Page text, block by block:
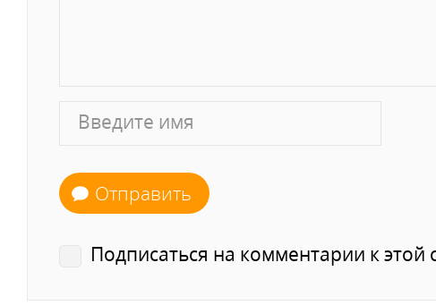
Отправить
Подписаться на комментарии к этой